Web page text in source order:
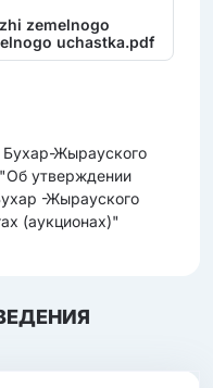
zemelnogo
uchastka.pdf
Жырауского
утверждении
-Жырауского
(аукционах)"